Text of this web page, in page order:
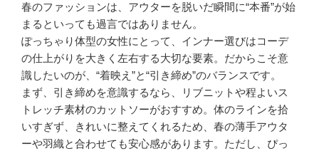
春のファッションは、アウターを脱いだ瞬間に“本番”が始
まるといっても過言ではありません。
ぽっちゃり体型の女性にとって、インナー選びはコーデ
の仕上がりを大きく左右する大切な要素。だからこそ意
識したいのが、“着映え”と“引き締め”のバランスです。
まず、引き締めを意識するなら、リブニットや程よいス
トレッチ素材のカットソーがおすすめ。体のラインを拾
いすぎず、きれいに整えてくれるため、春の薄手アウタ
ーや羽織と合わせても安心感があります。ただし、ぴっ